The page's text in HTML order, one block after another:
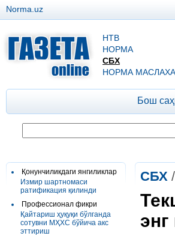
Norma.uz
НТВ
НОРМА
СБХ
НОРМА
Бош
Қонунчиликдаги янгиликлар
Измир шартномаси
ратификация қилинди
Профессионал фикри
Қайтариш ҳуқуқи бўлганда
сотувни МҲХС бўйича акс
эттириш
СБХ /
энг